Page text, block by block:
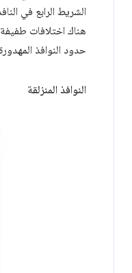
الشريط الرابع في
هناك اختلافات
حدود النوافذ
النوافذ المنزلقة